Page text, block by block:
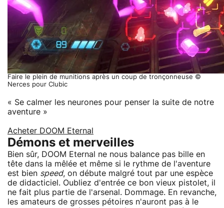
Faire le plein de munitions après un coup de tronçonneuse ©
Nerces pour Clubic
« Se calmer les neurones pour penser la suite de notre
aventure »
Acheter DOOM Eternal
Démons et merveilles
Bien sûr, DOOM Eternal ne nous balance pas bille en
tête dans la mêlée et même si le rythme de l'aventure
est bien speed, on débute malgré tout par une espèce
de didacticiel. Oubliez d'entrée ce bon vieux pistolet, il
ne fait plus partie de l'arsenal. Dommage. En revanche,
les amateurs de grosses pétoires n'auront pas à le